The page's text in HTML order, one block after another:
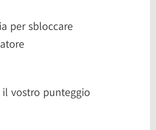
per sbloccare
vostro punteggio